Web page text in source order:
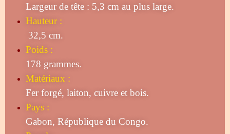
Largeur de tête : 5,3 cm au plus large.
Hauteur :
32,5 cm.
Poids :
178 grammes.
Matériaux :
Fer forgé, laiton, cuivre et bois.
Pays :
Gabon, République du Congo.